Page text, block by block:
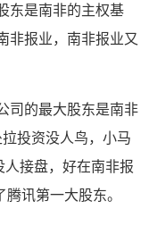
东是南非的主权基
非报业，南非报业又
司的最大股东是南非
投资没人鸟，小马
接盘，好在南非报
讯第一大股东。